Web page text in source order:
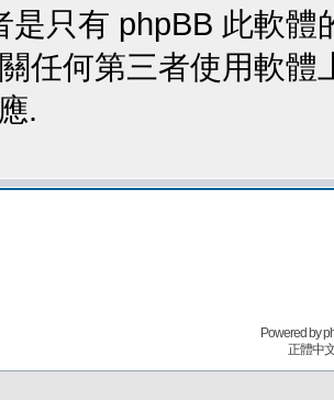
是只有 phpBB 此軟
任何第三者使用軟
.
Powered by
正體中